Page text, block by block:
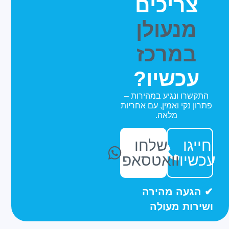
צריכים
מנעולן
במרכז
עכשיו?
התקשרו ונגיע במהירות –
פתרון נקי ואמין, עם אחריות
מלאה.
חייגו
עכשיו
שלחו
וואטסאפ
הגעה מהירה
ושירות מעולה